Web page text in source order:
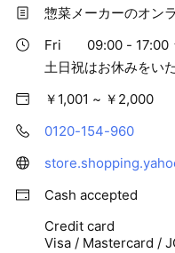
惣菜メーカーのオン
Fri
09:00 - 17:00
土日祝はお休みをい
￥1,001 ~ ￥2,000
0120-154-960
Cash accepted
Credit card
Visa / Mastercard /